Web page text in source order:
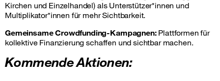
Kirchen und Einzelhandel) als Unterstützer*innen und
Multiplikator*innen für mehr Sichtbarkeit.
Gemeinsame Crowdfunding-Kampagnen:Plattformen für
kollektive Finanzierung schaffen und sichtbar machen.
Kommende Aktionen: